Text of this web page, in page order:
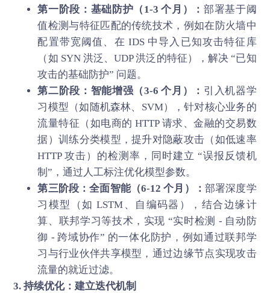
第一阶段：基础防护（1-3 个月）：部署基于阈
值检测与特征匹配的传统技术，例如在防火墙中
配置带宽阈值、在 IDS 中导入已知攻击特征库
（如 SYN 洪泛、UDP 洪泛的特征），解决 “已知
攻击的基础防护” 问题。
第二阶段：智能增强（3-6 个月）： 引入机器学
习模型（如随机森林、SVM），针对核心业务的
流量特征（如电商的 HTTP 请求、金融的交易数
据）训练分类模型，提升对隐蔽攻击（如低速率
HTTP 攻击）的检测率，同时建立 “误报反馈机
制”，通过人工标注优化模型参数。
第三阶段：全面智能（6-12 个月）： 部署深度学
习模型（如 LSTM、自编码器），结合边缘计
算、联邦学习等技术，实现 “实时检测 - 自动防
御 - 跨域协作” 的一体化防护，例如通过联邦学
习与行业伙伴共享模型，通过边缘节点实现攻击
流量的就近过滤。
3. 持续优化：建立迭代机制